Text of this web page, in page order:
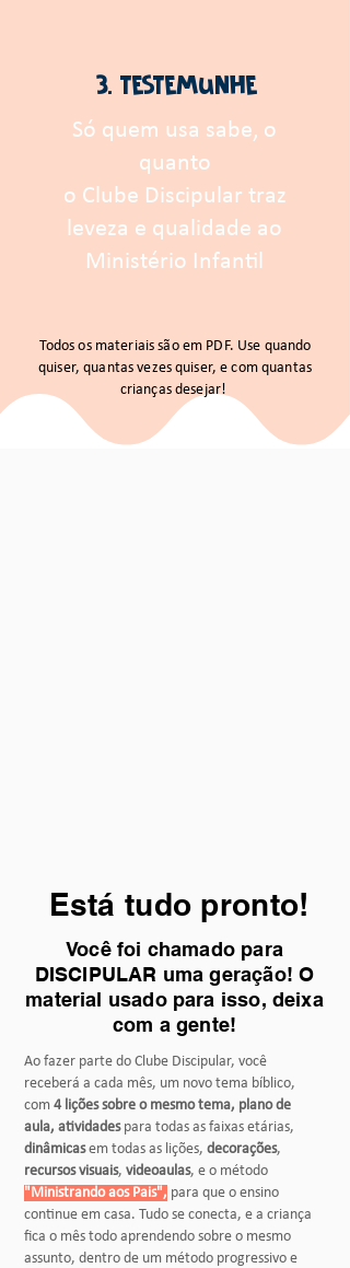
3. testemunhe
Só quem usa sabe, o
quanto
o Clube Discipular traz
leveza e qualidade ao
Ministério Infantil
Todos os materiais são em PDF. Use quando
quiser, quantas vezes quiser, e com quantas
crianças desejar!
Está tudo pronto!
Você foi chamado para
DISCIPULAR uma geração! O
material usado para isso, deixa
com a gente!
Ao fazer parte do Clube Discipular, você
receberá a cada mês, um novo tema bíblico,
com 4 lições sobre o mesmo tema, plano de
aula, atividadespara todas as faixas etárias,
dinâmicasem todas as lições, decorações,
recursos visuais, videoaulas, e o método
"Ministrando aos Pais", para que o ensino
continue em casa. Tudo se conecta, e a criança
fica o mês todo aprendendo sobre o mesmo
assunto, dentro de um método progressivo e